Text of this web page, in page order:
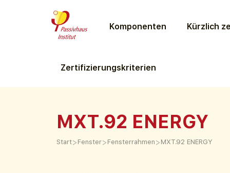
Komponenten Kürzlich
Zertifizierungs­kriterien
MXT.92 ENERGY
Start> Fenster> Fensterrahmen > MXT.92 ENERGY